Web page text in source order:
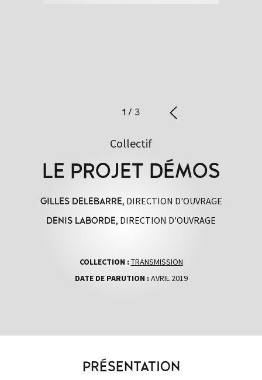
1 / 3
Collectif
LE PROJET DÉMOS
GILLES DELEBARRE, DIRECTION D'OUVRAGE
DENIS LABORDE, DIRECTION D'OUVRAGE
COLLECTION : TRANSMISSION
DATE DE PARUTION : AVRIL 2019
PRÉSENTATION